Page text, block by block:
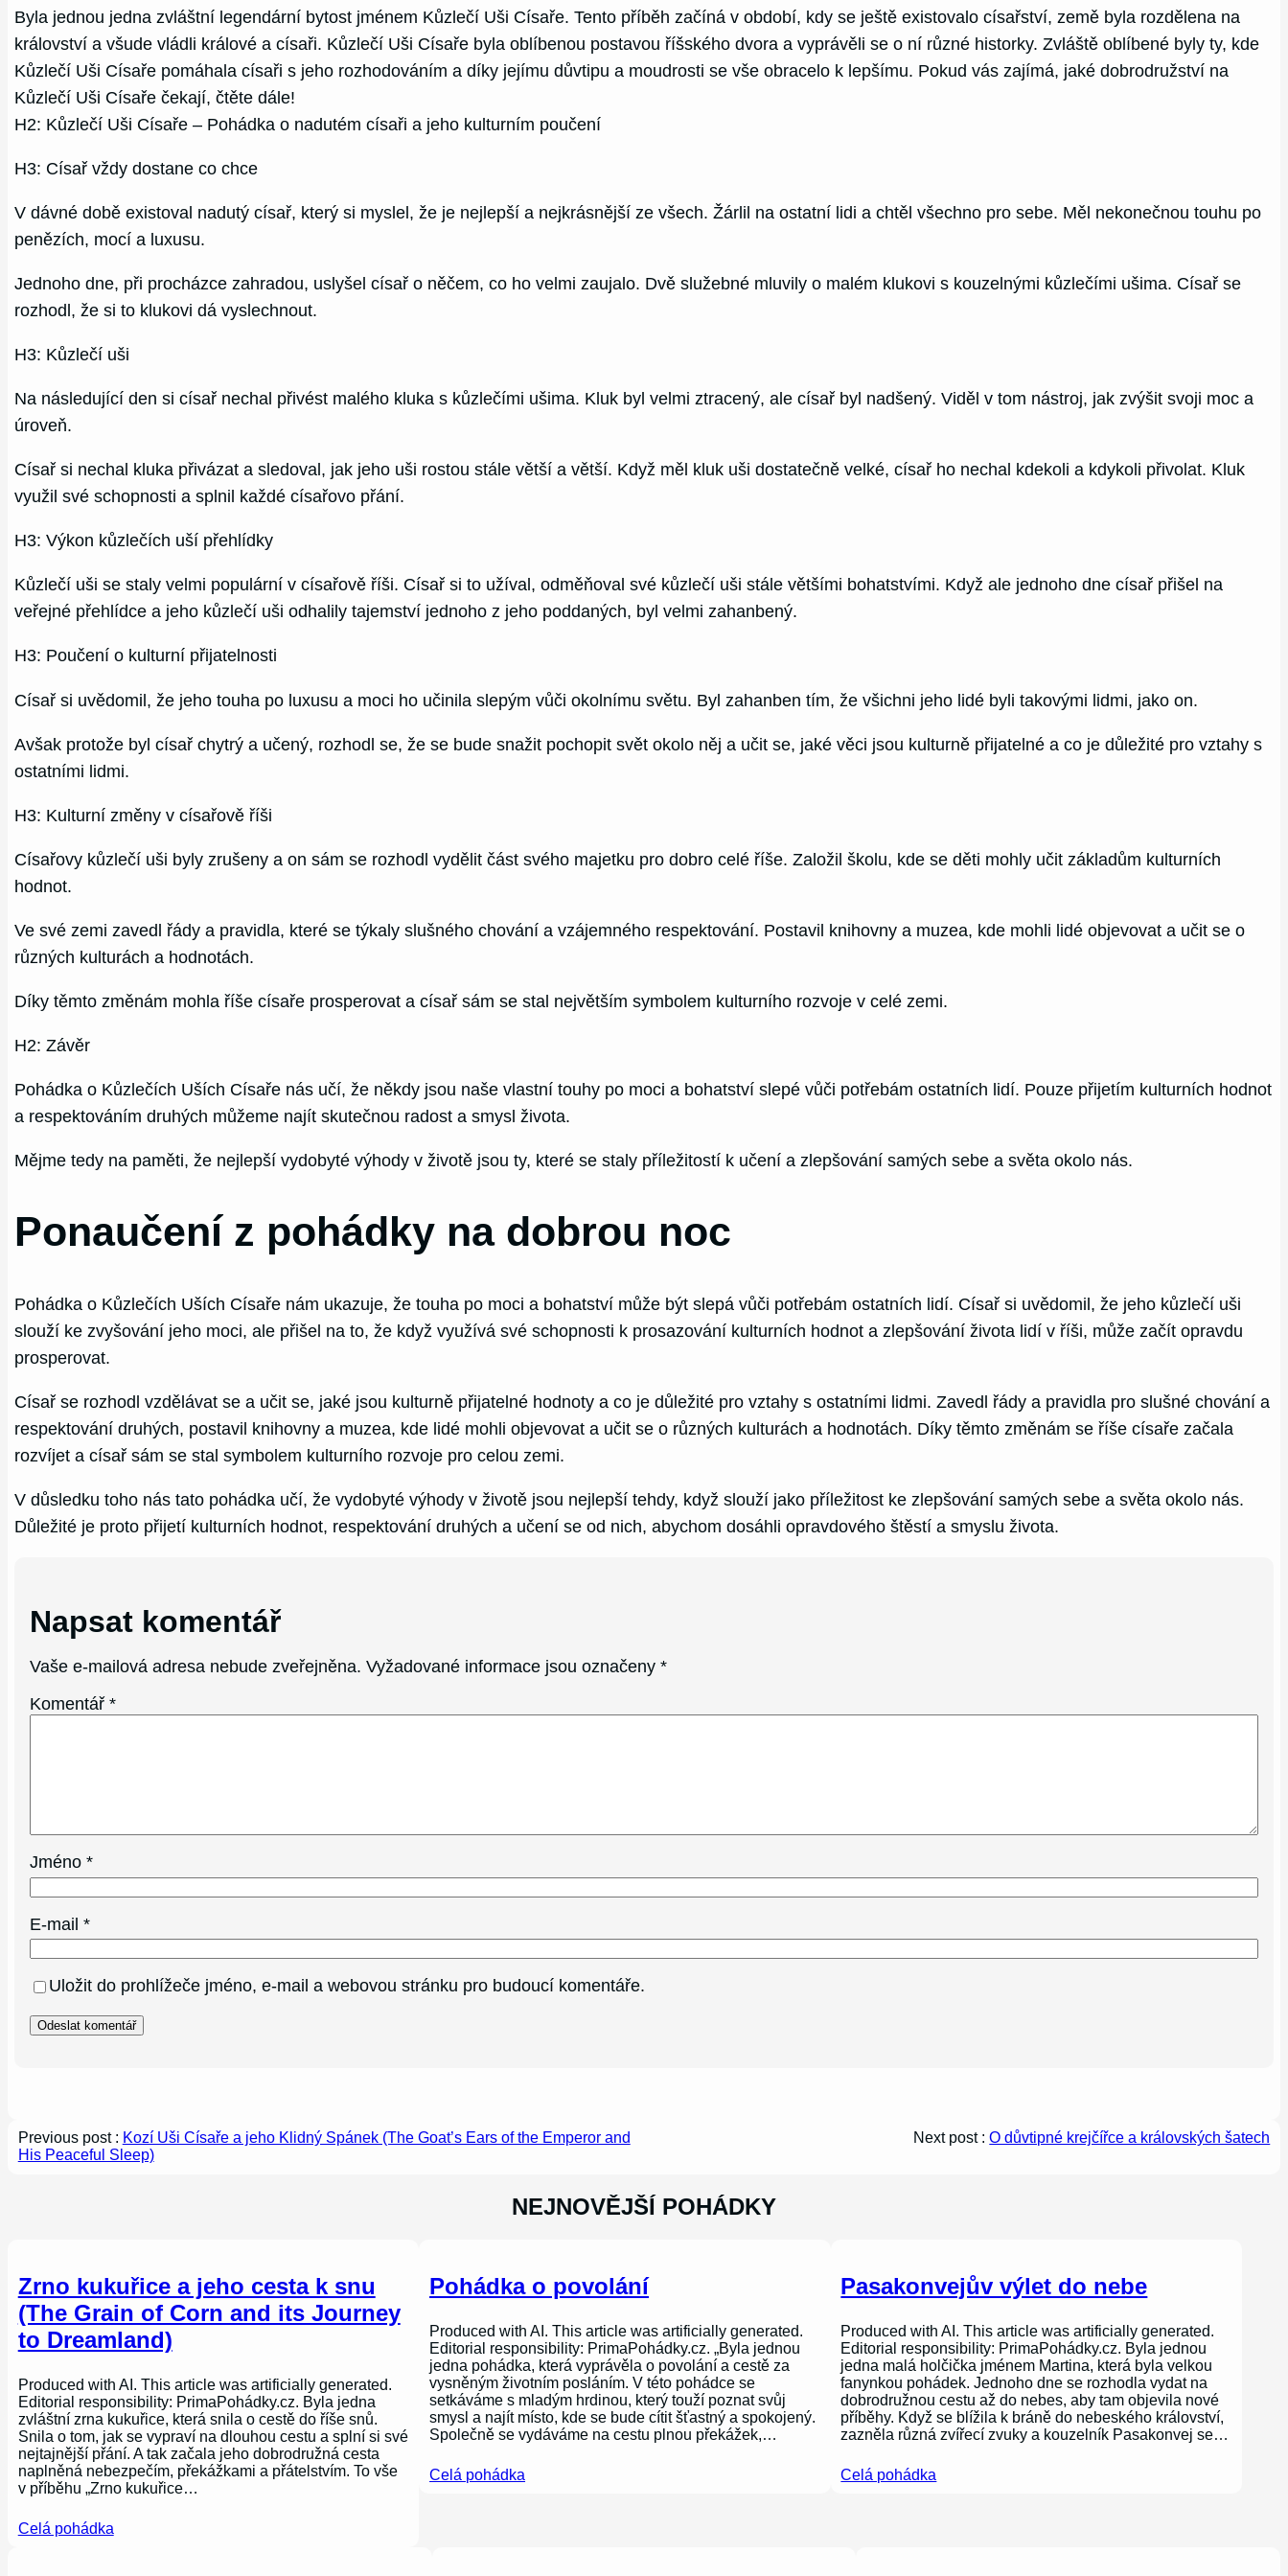
Byla jednou jedna zvláštní legendární bytost jménem Kůzlečí Uši Císaře. Tento příběh začíná v období, kdy se ještě existovalo císařství, země byla rozdělena na
království a všude vládli králové a císaři. Kůzlečí Uši Císaře byla oblíbenou postavou říšského dvora a vyprávěli se o ní různé historky. Zvláště oblíbené byly ty, kde
Kůzlečí Uši Císaře pomáhala císaři s jeho rozhodováním a díky jejímu důvtipu a moudrosti se vše obracelo k lepšímu. Pokud vás zajímá, jaké dobrodružství na
Kůzlečí Uši Císaře čekají, čtěte dále!
H2: Kůzlečí Uši Císaře – Pohádka o nadutém císaři a jeho kulturním poučení
H3: Císař vždy dostane co chce
V dávné době existoval nadutý císař, který si myslel, že je nejlepší a nejkrásnější ze všech. Žárlil na ostatní lidi a chtěl všechno pro sebe. Měl nekonečnou touhu po
penězích, mocí a luxusu.
Jednoho dne, při procházce zahradou, uslyšel císař o něčem, co ho velmi zaujalo. Dvě služebné mluvily o malém klukovi s kouzelnými kůzlečími ušima. Císař se
rozhodl, že si to klukovi dá vyslechnout.
H3: Kůzlečí uši
Na následující den si císař nechal přivést malého kluka s kůzlečími ušima. Kluk byl velmi ztracený, ale císař byl nadšený. Viděl v tom nástroj, jak zvýšit svoji moc a
úroveň.
Císař si nechal kluka přivázat a sledoval, jak jeho uši rostou stále větší a větší. Když měl kluk uši dostatečně velké, císař ho nechal kdekoli a kdykoli přivolat. Kluk
využil své schopnosti a splnil každé císařovo přání.
H3: Výkon kůzlečích uší přehlídky
Kůzlečí uši se staly velmi populární v císařově říši. Císař si to užíval, odměňoval své kůzlečí uši stále většími bohatstvími. Když ale jednoho dne císař přišel na
veřejné přehlídce a jeho kůzlečí uši odhalily tajemství jednoho z jeho poddaných, byl velmi zahanbený.
H3: Poučení o kulturní přijatelnosti
Císař si uvědomil, že jeho touha po luxusu a moci ho učinila slepým vůči okolnímu světu. Byl zahanben tím, že všichni jeho lidé byli takovými lidmi, jako on.
Avšak protože byl císař chytrý a učený, rozhodl se, že se bude snažit pochopit svět okolo něj a učit se, jaké věci jsou kulturně přijatelné a co je důležité pro vztahy s
ostatními lidmi.
H3: Kulturní změny v císařově říši
Císařovy kůzlečí uši byly zrušeny a on sám se rozhodl vydělit část svého majetku pro dobro celé říše. Založil školu, kde se děti mohly učit základům kulturních
hodnot.
Ve své zemi zavedl řády a pravidla, které se týkaly slušného chování a vzájemného respektování. Postavil knihovny a muzea, kde mohli lidé objevovat a učit se o
různých kulturách a hodnotách.
Díky těmto změnám mohla říše císaře prosperovat a císař sám se stal největším symbolem kulturního rozvoje v celé zemi.
H2: Závěr
Pohádka o Kůzlečích Uších Císaře nás učí, že někdy jsou naše vlastní touhy po moci a bohatství slepé vůči potřebám ostatních lidí. Pouze přijetím kulturních hodnot
a respektováním druhých můžeme najít skutečnou radost a smysl života.
Mějme tedy na paměti, že nejlepší vydobyté výhody v životě jsou ty, které se staly příležitostí k učení a zlepšování samých sebe a světa okolo nás.
Ponaučení z pohádky na dobrou noc
Pohádka o Kůzlečích Uších Císaře nám ukazuje, že touha po moci a bohatství může být slepá vůči potřebám ostatních lidí. Císař si uvědomil, že jeho kůzlečí uši
slouží ke zvyšování jeho moci, ale přišel na to, že když využívá své schopnosti k prosazování kulturních hodnot a zlepšování života lidí v říši, může začít opravdu
prosperovat.
Císař se rozhodl vzdělávat se a učit se, jaké jsou kulturně přijatelné hodnoty a co je důležité pro vztahy s ostatními lidmi. Zavedl řády a pravidla pro slušné chování a
respektování druhých, postavil knihovny a muzea, kde lidé mohli objevovat a učit se o různých kulturách a hodnotách. Díky těmto změnám se říše císaře začala
rozvíjet a císař sám se stal symbolem kulturního rozvoje pro celou zemi.
V důsledku toho nás tato pohádka učí, že vydobyté výhody v životě jsou nejlepší tehdy, když slouží jako příležitost ke zlepšování samých sebe a světa okolo nás.
Důležité je proto přijetí kulturních hodnot, respektování druhých a učení se od nich, abychom dosáhli opravdového štěstí a smyslu života.
Napsat komentář
Vaše e-mailová adresa nebude zveřejněna. Vyžadované informace jsou označeny*
Komentář*
Jméno*
E-mail*
Uložit do prohlížeče jméno, e-mail a webovou stránku pro budoucí komentáře.
Previous post : Kozí Uši Císaře a jeho Klidný Spánek (The Goat’s Ears of the Emperor and
His Peaceful Sleep)
Next post :O důvtipné krejčířce a královských šatech
NEJNOVĚJŠÍ POHÁDKY
Zrno kukuřice a jeho cesta k snu
(The Grain of Corn and its Journey
to Dreamland)
Produced with AI. This article was artificially generated.
Editorial responsibility: PrimaPohádky.cz. Byla jedna
zvláštní zrna kukuřice, která snila o cestě do říše snů.
Snila o tom, jak se vypraví na dlouhou cestu a splní si své
nejtajnější přání. A tak začala jeho dobrodružná cesta
naplněná nebezpečím, překážkami a přátelstvím. To vše
v příběhu „Zrno kukuřice…
Celá pohádka
Pohádka o povolání
Produced with AI. This article was artificially generated.
Editorial responsibility: PrimaPohádky.cz. „Byla jednou
jedna pohádka, která vyprávěla o povolání a cestě za
vysněným životním posláním. V této pohádce se
setkáváme s mladým hrdinou, který touží poznat svůj
smysl a najít místo, kde se bude cítit šťastný a spokojený.
Společně se vydáváme na cestu plnou překážek,…
Celá pohádka
Pasakonvejův výlet do nebe
Produced with AI. This article was artificially generated.
Editorial responsibility: PrimaPohádky.cz. Byla jednou
jedna malá holčička jménem Martina, která byla velkou
fanynkou pohádek. Jednoho dne se rozhodla vydat na
dobrodružnou cestu až do nebes, aby tam objevila nové
příběhy. Když se blížila k bráně do nebeského království,
zazněla různá zvířecí zvuky a kouzelník Pasakonvej se…
Celá pohádka